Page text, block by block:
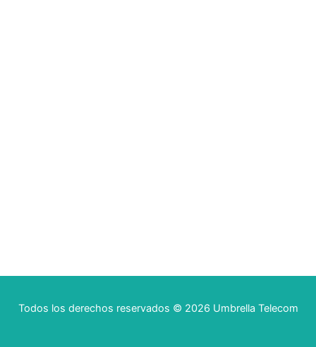
Todos los derechos reservados © 2026 Umbrella Telecom